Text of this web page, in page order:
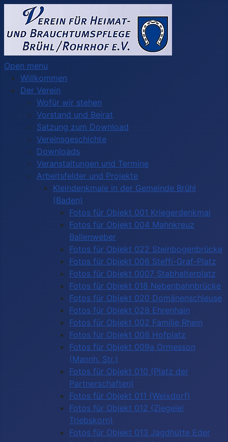
Open menu
Willkommen
Der Verein
Wofür wir stehen
Vorstand und Beirat
Satzung zum Download
Vereinsgeschichte
Downloads
Veranstaltungen und Termine
Arbeitsfelder und Projekte
Kleindenkmale in der Gemeinde Brühl
(Baden)
Fotos für Objekt 001 Kriegerdenkmal
Fotos für Objekt 004 Mahnkreuz
Ballenweber
Fotos für Objekt 022 Steinbogenbrücke
Fotos für Objekt 006 Steffi-Graf-Platz
Fotos für Objekt 0007 Stabhalterplatz
Fotos für Objekt 018 Nebenbahnbrücke
Fotos für Objekt 020 Domänenschleuse
Fotos für Objekt 028 Ehrenhain
Fotos für Objekt 002 Familie Rhein
Fotos für Objekt 008 Hofplatz
Fotos für Objekt 009a Ormesson
(Mannh. Str.)
Fotos für Objekt 010 (Platz der
Partnerschaften)
Fotos für Objekt 011 (Weixdorf)
Fotos für Objekt 012 (Ziegelei
Triebskorn)
Fotos für Objekt 013 Jagdhütte Eder